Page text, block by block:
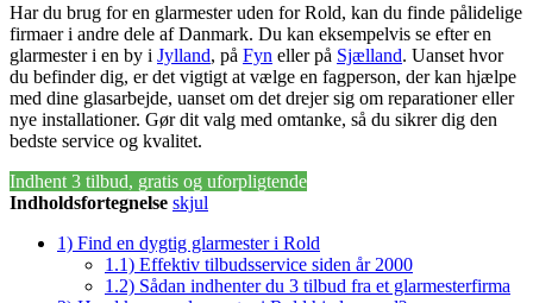
Har du brug for en glarmester uden for Rold, kan du finde pålidelige
firmaer i andre dele af Danmark. Du kan eksempelvis se efter en
glarmester i en by i Jylland, på Fyn eller på Sjælland. Uanset hvor
du befinder dig, er det vigtigt at vælge en fagperson, der kan hjælpe
med dine glasarbejde, uanset om det drejer sig om reparationer eller
nye installationer. Gør dit valg med omtanke, så du sikrer dig den
bedste service og kvalitet.
Indhent 3 tilbud, gratis og uforpligtende
Indholdsfortegnelse skjul
1) Find en dygtig glarmester i Rold
1.1) Effektiv tilbudsservice siden år 2000
1.2) Sådan indhenter du 3 tilbud fra et glarmesterfirma